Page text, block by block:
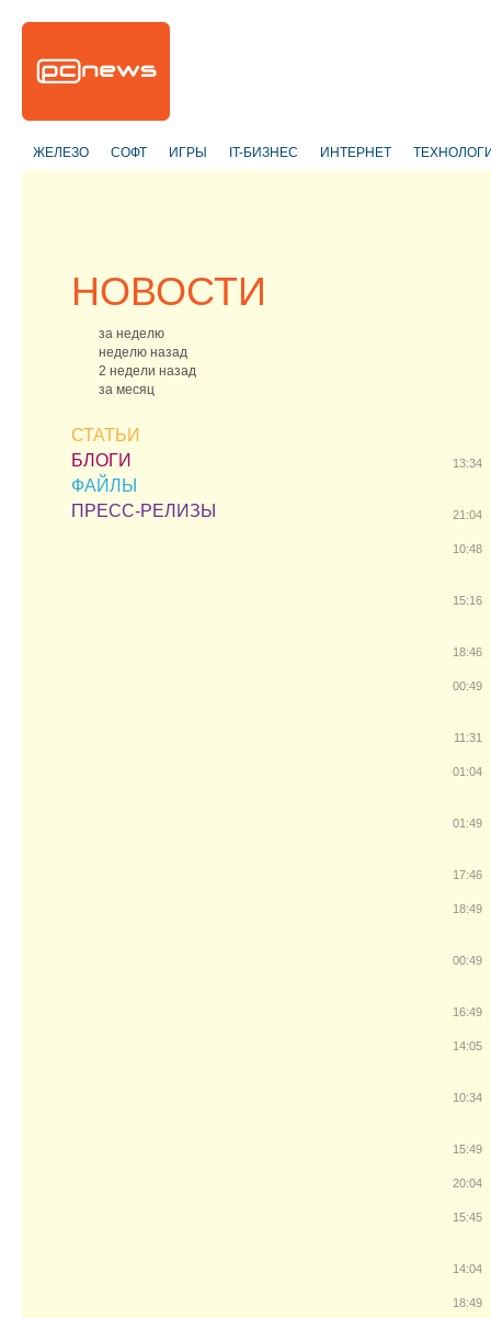
ЖЕЛЕЗО СОФТ ИГРЫ IT-БИЗНЕС ИНТЕРНЕТ
НОВОСТИ
за неделю
неделю назад
2 недели назад
за месяц
СТАТЬИ
БЛОГИ
ФАЙЛЫ
ПРЕСС-РЕЛИЗЫ
13:34
21:04
10:48
15:16
18:46
00:49
11:31
01:04
01:49
17:46
18:49
00:49
16:49
14:05
10:34
15:49
20:04
15:45
14:04
18:49